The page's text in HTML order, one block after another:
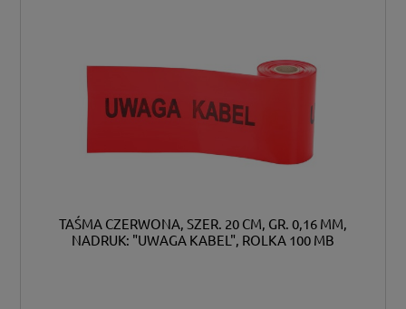
TAŚMA CZERWONA, SZER. 20 CM, GR. 0,16 MM,
NADRUK: "UWAGA KABEL", ROLKA 100 MB